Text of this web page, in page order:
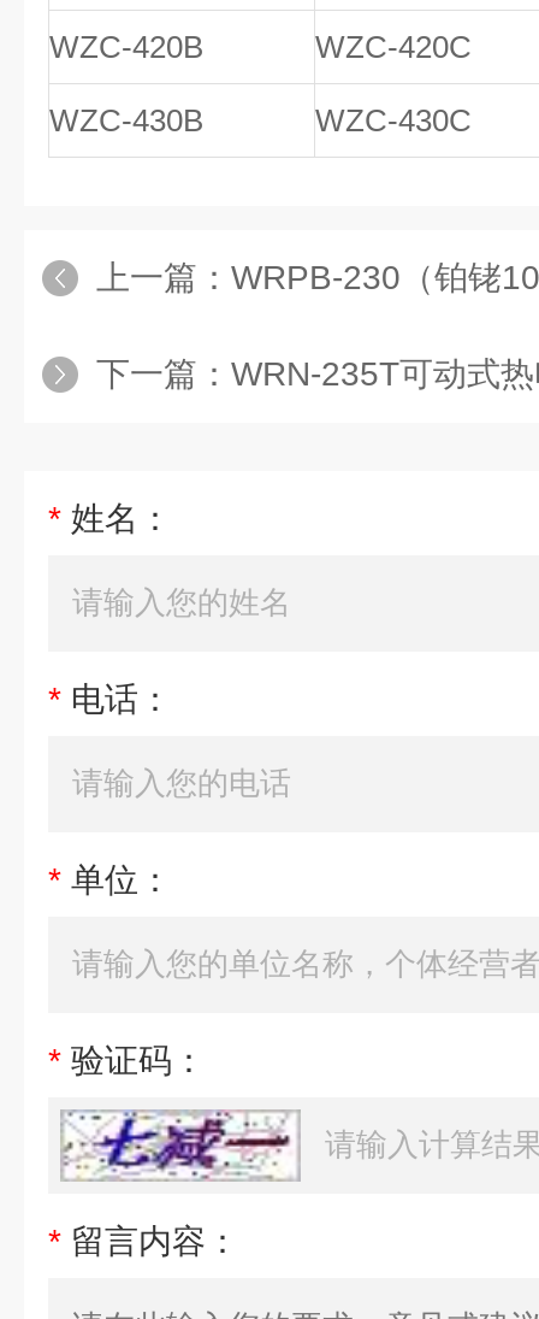
WZC-420B WZC-420C
WZC-430B WZC-430C
上一篇： WRPB-230（铂铑
下一篇： WRN-235T可动式
* 姓名：
* 电话：
* 单位：
* 验证码：
* 留言内容：